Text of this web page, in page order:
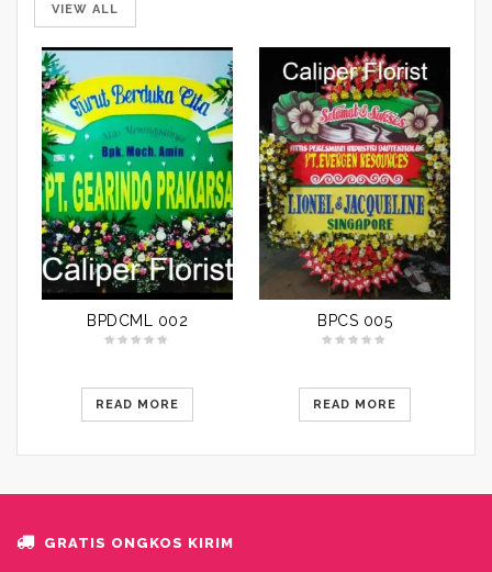
VIEW ALL
BPDCML 002
READ MORE
BPCS 005
READ MORE
GRATIS ONGKOS KIRIM